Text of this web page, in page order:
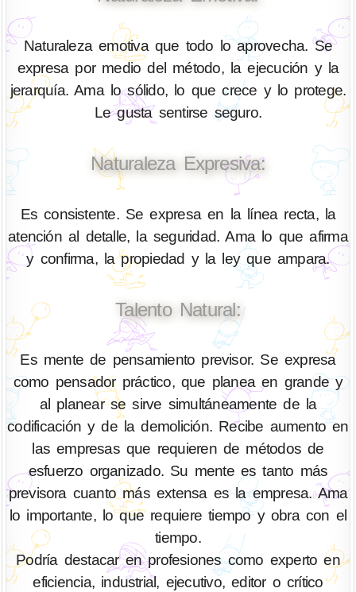
Naturaleza emotiva que todo lo aprovecha. Se
expresa por medio del método, la ejecución y la
jerarquía. Ama lo sólido, lo que crece y lo protege.
Le gusta sentirse seguro.
Naturaleza Expresiva:
Es consistente. Se expresa en la línea recta, la
atención al detalle, la seguridad. Ama lo que afirma
y confirma, la propiedad y la ley que ampara.
Talento Natural:
Es mente de pensamiento previsor. Se expresa
como pensador práctico, que planea en grande y
al planear se sirve simultáneamente de la
codificación y de la demolición. Recibe aumento en
las empresas que requieren de métodos de
esfuerzo organizado. Su mente es tanto más
previsora cuanto más extensa es la empresa. Ama
lo importante, lo que requiere tiempo y obra con el
tiempo.
Podría destacar en profesiones como experto en
eficiencia, industrial, ejecutivo, editor o crítico